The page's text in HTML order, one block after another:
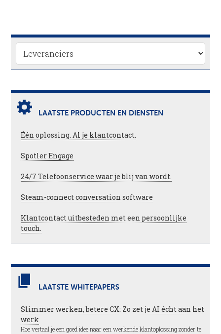
LAATSTE PRODUCTEN EN DIENSTEN
Één oplossing. Al je klantcontact.
Spotler Engage
24/7 Telefoonservice waar je blij van wordt.
Steam-connect conversation software
Klantcontact uitbesteden met een persoonlijke
touch.
LAATSTE WHITEPAPERS
Slimmer werken, betere CX: Zo zet je AI écht aan het
werk
Hoe vertaal je een goed idee naar een werkende klantoplossing zonder te